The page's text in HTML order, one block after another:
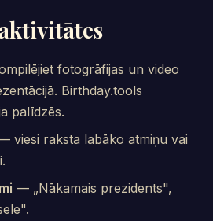
fotogrāfijas un video
Birthday.tools
palīdzēs.
viesi raksta labāko atmiņu vai
— „Nākamais prezidents",